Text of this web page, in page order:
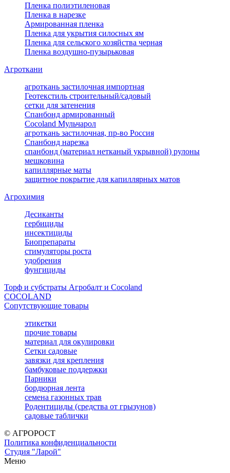
Пленка полиэтиленовая
Пленка в нарезке
Армированная пленка
Пленка для укрытия силосных ям
Пленка для сельского хозяйства черная
Пленка воздушно-пузырьковая
Агроткани
агроткань застилочная импортная
Геотекстиль строительный/садовый
сетки для затенения
Спанбонд армированный
Cocoland Мульчарол
агроткань застилочная, пр-во Россия
Спанбонд нарезка
спанбонд (материал нетканый укрывной) рулоны
мешковина
капиллярные маты
защитное покрытие для капиллярных матов
Агрохимия
Десиканты
гербициды
инсектициды
Биопрепараты
стимуляторы роста
удобрения
фунгициды
Торф и субстраты Агробалт и Cocoland
COCOLAND
Сопутствующие товары
этикетки
прочие товары
материал для окулировки
Сетки садовые
завязки для крепления
бамбуковые поддержки
Парники
бордюрная лента
семена газонных трав
Родентициды (средства от грызунов)
садовые таблички
© АГРОРОСТ
Политика конфиденциальности
Студия "Ларой"
Меню